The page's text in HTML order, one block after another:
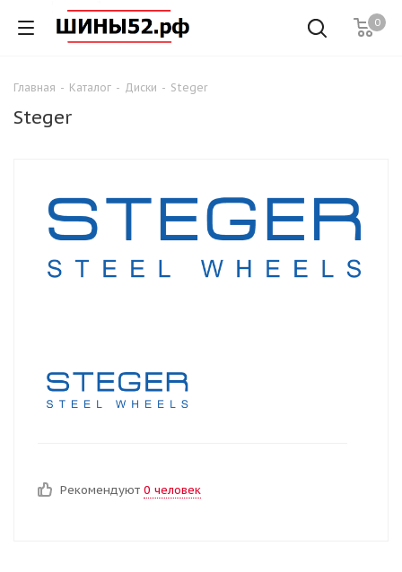
0
Главная - Каталог - Диски - Steger
Steger
Рекомендуют 0 человек